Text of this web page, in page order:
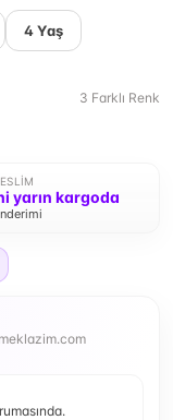
4 Yaş
3 Farklı Renk
yarın kargoda